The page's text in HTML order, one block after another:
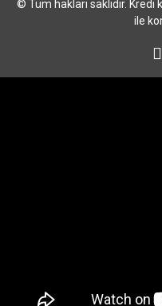
© Tüm hakları saklıdır.
ile